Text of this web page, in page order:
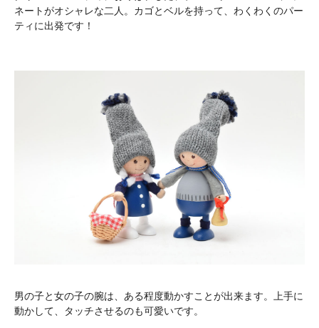
ネートがオシャレな二人。カゴとベルを持って、わくわくのパー
ティに出発です！
男の子と女の子の腕は、ある程度動かすことが出来ます。上手に
動かして、タッチさせるのも可愛いです。